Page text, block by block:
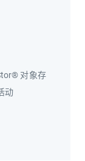
对象存
动